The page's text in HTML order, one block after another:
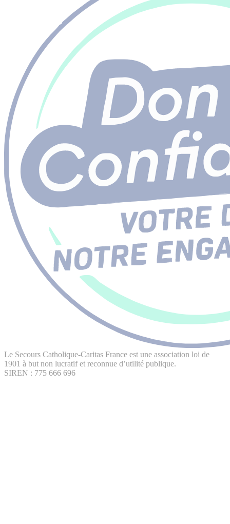
Le Secours Catholique-Caritas France est une association loi de
1901 à but non lucratif et reconnue d’utilité publique.
SIREN : 775 666 696